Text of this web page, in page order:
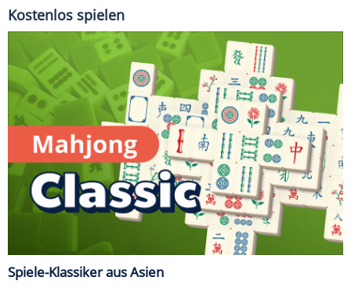
Kostenlos spielen
Spiele-Klassiker aus Asien